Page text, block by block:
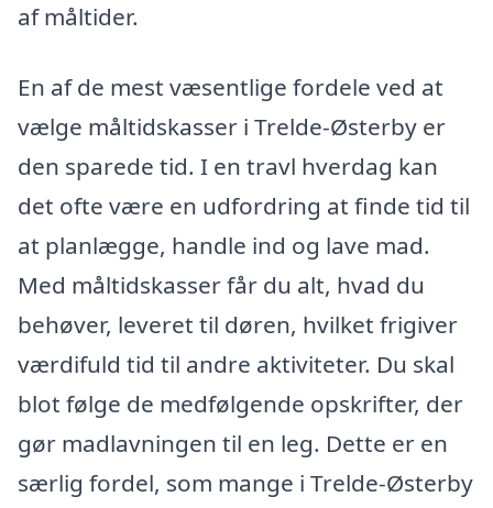
af måltider.
En af de mest væsentlige fordele ved at
vælge måltidskasser i Trelde-Østerby er
den sparede tid. I en travl hverdag kan
det ofte være en udfordring at finde tid til
at planlægge, handle ind og lave mad.
Med måltidskasser får du alt, hvad du
behøver, leveret til døren, hvilket frigiver
værdifuld tid til andre aktiviteter. Du skal
blot følge de medfølgende opskrifter, der
gør madlavningen til en leg. Dette er en
særlig fordel, som mange i Trelde-Østerby